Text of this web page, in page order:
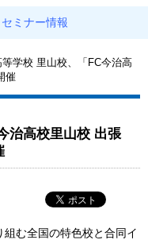
ミナー情報
等学校 里山校、「FC今治高
催
治高校里山校 出張
む全国の特色校と合同イ